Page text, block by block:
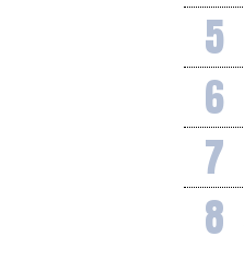
5
6
7
8